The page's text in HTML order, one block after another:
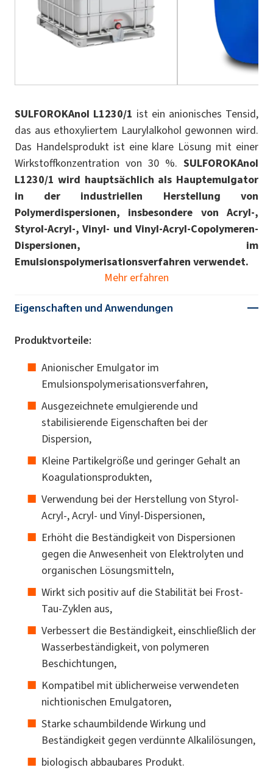
SULFOROKAnol L1230/1 ist ein anionisches Tensid,
das aus ethoxyliertem Laurylalkohol gewonnen wird.
Das Handelsprodukt ist eine klare Lösung mit einer
Wirkstoffkonzentration von 30 %. SULFOROKAnol
L1230/1 wird hauptsächlich als Hauptemulgator
in der industriellen Herstellung von
Polymerdispersionen, insbesondere von Acryl-,
Styrol-Acryl-, Vinyl- und Vinyl-Acryl-Copolymeren-
Dispersionen, im
Emulsionspolymerisationsverfahren verwendet.
Mehr erfahren
Eigenschaften und Anwendungen
Produktvorteile:
Anionischer Emulgator im
Emulsionspolymerisationsverfahren,
Ausgezeichnete emulgierende und
stabilisierende Eigenschaften bei der
Dispersion,
Kleine Partikelgröße und geringer Gehalt an
Koagulationsprodukten,
Verwendung bei der Herstellung von Styrol-
Acryl-, Acryl- und Vinyl-Dispersionen,
Erhöht die Beständigkeit von Dispersionen
gegen die Anwesenheit von Elektrolyten und
organischen Lösungsmitteln,
Wirkt sich positiv auf die Stabilität bei Frost-
Tau-Zyklen aus,
Verbessert die Beständigkeit, einschließlich der
Wasserbeständigkeit, von polymeren
Beschichtungen,
Kompatibel mit üblicherweise verwendeten
nichtionischen Emulgatoren,
Starke schaumbildende Wirkung und
Beständigkeit gegen verdünnte Alkalilösungen,
biologisch abbaubares Produkt.